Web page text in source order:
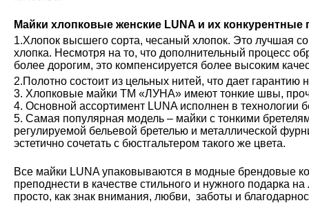
Майки хлопковые женские LUNA и их конкурентные
1.Хлопок высшего сорта, чесаный хлопок. Это лучшая
хлопка. Несмотря на то, что дополнительный процесс
более дорогим, это компенсируется более высоким
2.Полотно состоит из цельных нитей, что дает гарантию
3. Хлопковые майки ТМ «ЛУНА» имеют тонкие швы,
4. Основной ассортимент LUNA исполнен в технологии
5. Самая популярная модель – майки с тонкими
регулируемой бельевой бретелью и металлической
эстетично сочетать с бюстгальтером такого же цвета.
Все майки LUNA упаковываются в модные брендовые
преподнести в качестве стильного и нужного подарка
просто, как знак внимания, любви, заботы и